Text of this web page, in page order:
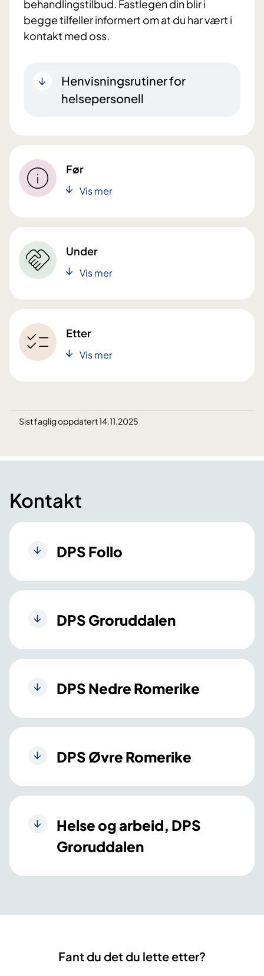
behandlingstilbud. Fastlegen din blir i
begge tilfeller informert om at du har vært i
kontakt med oss.
Henvisningsrutiner for
helsepersonell
Før
Vis mer
Under
Vis mer
Etter
Vis mer
Sist faglig oppdatert 14.11.2025
Kontakt
DPS Follo
DPS Groruddalen
DPS Nedre Romerike
DPS Øvre Romerike
Helse og arbeid, DPS
Groruddalen
Fant du det du lette etter?